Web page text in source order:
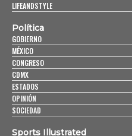
LIFEANDSTYLE
Política
GOBIERNO
MÉXICO
CONGRESO
CDMX
ESTADOS
OPINIÓN
SOCIEDAD
Sports Illustrated